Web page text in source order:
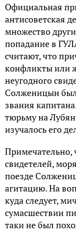
Официальная
антисоветская
множество
попадание в
считают, что
конфликты или
неугодного
Солженицын
звания
тюрьму на
изучалось его
Примечательно,
свидетелей,
поезде
агитацию. На
куда следует,
сумасшествии
таки не был